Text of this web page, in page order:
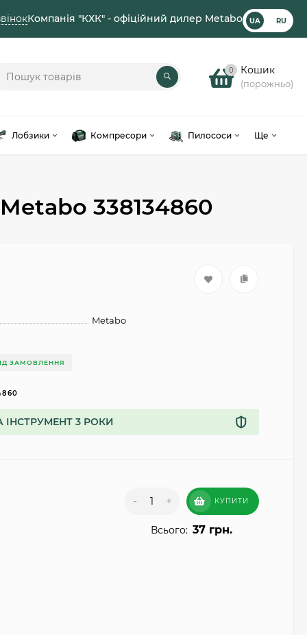
Компанія "КХК" - офіційний дилер Metabo UA RU
0 Кошик
(порожньо)
Лобзики Компресори Пилососи Ще
338134860
Metabo
ЗАМОВЛЕННЯ
ІНСТРУМЕНТ 3 РОКИ
- + КУПИТИ
Всього: 37 грн.